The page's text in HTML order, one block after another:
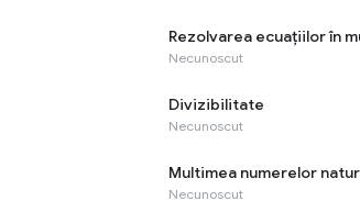
Rezolvarea ecuaţiilor în
Necunoscut
Divizibilitate
Necunoscut
Multimea numerelor
Necunoscut